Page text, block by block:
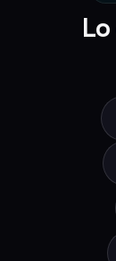
Lo